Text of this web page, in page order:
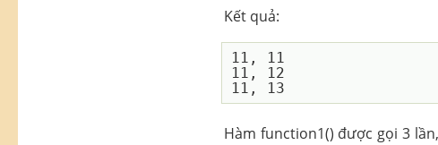
Kết quả:
11, 11
11, 12
Hàm function1() được gọi 3 lần,